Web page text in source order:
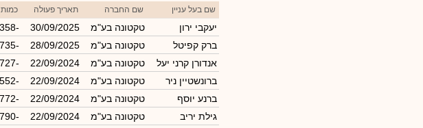
שם בעל עניין שם החברה תאריך פעולה כמות
יעקבי ירון טקטונה בע"מ 30/09/2025
-328,358
ברק קפיטל
טקטונה בע"מ 28/09/2025
-318,735
אנדורן קרני יעל
טקטונה בע"מ 22/09/2024
-232,727
ברונשטיין ניר
טקטונה בע"מ 22/09/2024
-860,552
ברנע יוסף
טקטונה בע"מ 22/09/2024
-4,689,772
גילת יריב
טקטונה בע"מ 22/09/2024
-18,509,790